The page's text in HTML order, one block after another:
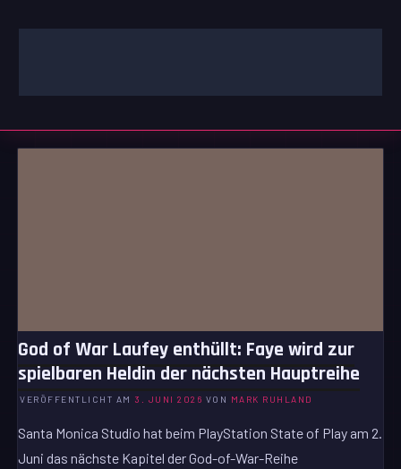
Inhalt
God of War Laufey enthüllt: Faye wird zur
spielbaren Heldin der nächsten Hauptreihe
VERÖFFENTLICHT AM 3. JUNI 2026 VON MARK RUHLAND
Santa Monica Studio hat beim PlayStation State of Play am 2.
Juni das nächste Kapitel der God-of-War-Reihe